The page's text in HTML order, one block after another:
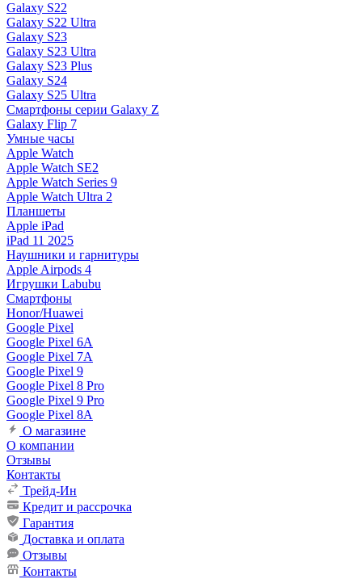
Galaxy S22
Galaxy S22 Ultra
Galaxy S23
Galaxy S23 Ultra
Galaxy S23 Plus
Galaxy S24
Galaxy S25 Ultra
Смартфоны серии Galaxy Z
Galaxy Flip 7
Умные часы
Apple Watch
Apple Watch SE2
Apple Watch Series 9
Apple Watch Ultra 2
Планшеты
Apple iPad
iPad 11 2025
Наушники и гарнитуры
Apple Airpods 4
Игрушки Labubu
Смартфоны
Honor/Huawei
Google Pixel
Google Pixel 6A
Google Pixel 7А
Google Pixel 9
Google Pixel 8 Pro
Google Pixel 9 Pro
Google Pixel 8A
О магазине
О компании
Отзывы
Контакты
Трейд-Ин
Кредит и рассрочка
Гарантия
Доставка и оплата
Отзывы
Контакты